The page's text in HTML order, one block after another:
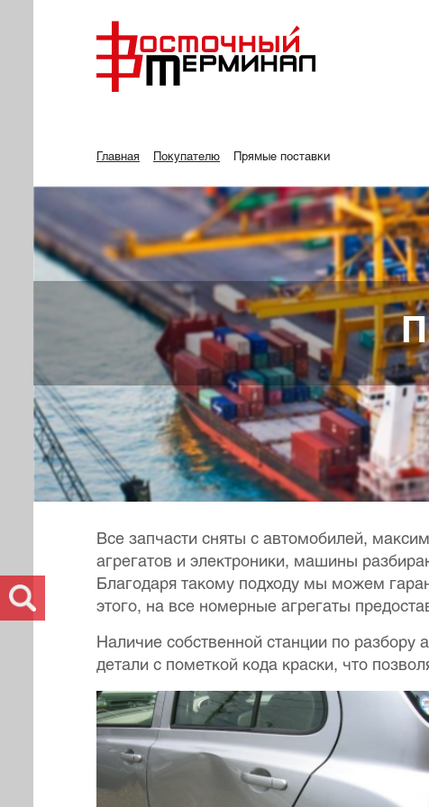
Главная Покупателю Прямые поставки
Все запчасти сняты с автомобилей,
агрегатов и электроники, машины
Благодаря такому подходу мы можем
этого, на все номерные агрегаты
Наличие собственной станции по
детали с пометкой кода краски, что